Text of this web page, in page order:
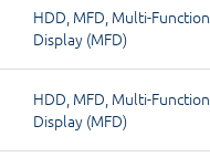
HDD, MFD, Multi-Function
Display (MFD)
HDD, MFD, Multi-Function
Display (MFD)